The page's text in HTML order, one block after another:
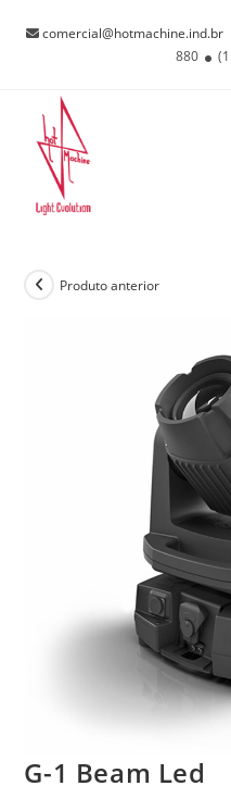
para
conteúdo
comercial@hotmachine.ind.br
880
Produto anterior
G-1 Beam Led